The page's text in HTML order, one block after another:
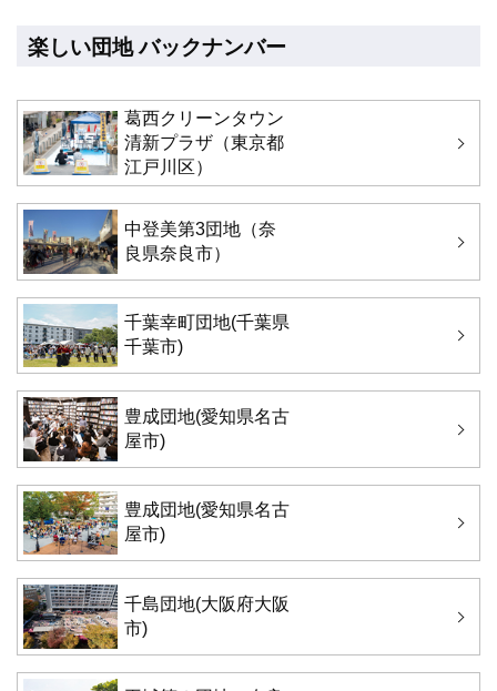
楽しい団地 バックナンバー
葛西クリーンタウン
清新プラザ（東京都
江戸川区）
中登美第3団地（奈
良県奈良市）
千葉幸町団地(千葉県
千葉市)
豊成団地(愛知県名古
屋市)
豊成団地(愛知県名古
屋市)
千島団地(大阪府大阪
市)